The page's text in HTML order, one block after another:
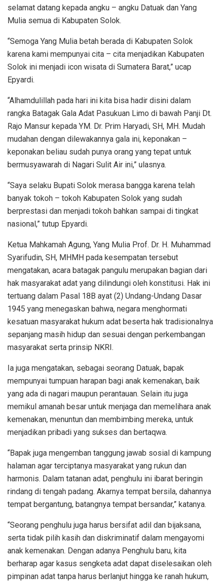
selamat datang kepada angku – angku Datuak dan Yang
Mulia semua di Kabupaten Solok.
“Semoga Yang Mulia betah berada di Kabupaten Solok
karena kami mempunyai cita – cita menjadikan Kabupaten
Solok ini menjadi icon wisata di Sumatera Barat,” ucap
Epyardi.
“Alhamdulillah pada hari ini kita bisa hadir disini dalam
rangka Batagak Gala Adat Pasukuan Limo di bawah Panji Dt.
Rajo Mansur kepada YM. Dr. Prim Haryadi, SH, MH. Mudah
mudahan dengan dilewakannya gala ini, keponakan –
keponakan beliau sudah punya orang yang tepat untuk
bermusyawarah di Nagari Sulit Air ini,” ulasnya.
“Saya selaku Bupati Solok merasa bangga karena telah
banyak tokoh – tokoh Kabupaten Solok yang sudah
berprestasi dan menjadi tokoh bahkan sampai di tingkat
nasional,” tutup Epyardi.
Ketua Mahkamah Agung, Yang Mulia Prof. Dr. H. Muhammad
Syarifudin, SH, MHMH pada kesempatan tersebut
mengatakan, acara batagak pangulu merupakan bagian dari
hak masyarakat adat yang dilindungi oleh konstitusi. Hak ini
tertuang dalam Pasal 18B ayat (2) Undang-Undang Dasar
1945 yang menegaskan bahwa, negara menghormati
kesatuan masyarakat hukum adat beserta hak tradisionalnya
sepanjang masih hidup dan sesuai dengan perkembangan
masyarakat serta prinsip NKRI.
Ia juga mengatakan, sebagai seorang Datuak, bapak
mempunyai tumpuan harapan bagi anak kemenakan, baik
yang ada di nagari maupun perantauan. Selain itu juga
memikul amanah besar untuk menjaga dan memelihara anak
kemenakan, menuntun dan membimbing mereka, untuk
menjadikan pribadi yang sukses dan bertaqwa.
“Bapak juga mengemban tanggung jawab sosial di kampung
halaman agar terciptanya masyarakat yang rukun dan
harmonis. Dalam tatanan adat, penghulu ini ibarat beringin
rindang di tengah padang. Akarnya tempat bersila, dahannya
tempat bergantung, batangnya tempat bersandar,” katanya.
“Seorang penghulu juga harus bersifat adil dan bijaksana,
serta tidak pilih kasih dan diskriminatif dalam mengayomi
anak kemenakan. Dengan adanya Penghulu baru, kita
berharap agar kasus sengketa adat dapat diselesaikan oleh
pimpinan adat tanpa harus berlanjut hingga ke ranah hukum,